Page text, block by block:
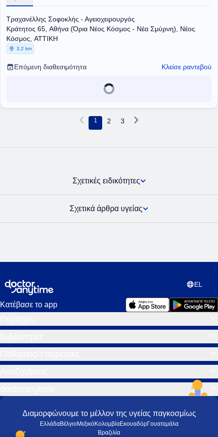
Τραχανέλλης Σοφοκλής - Αγειοχειρουργός
Κράτητος 65, Αθήνα (Όρια Νέος Κόσμος - Νέα Σμύρνη), Νέος
Κόσμος, ΑΤΤΙΚΗ
3,2 km
Επόμενη διαθεσιμότητα Κλείσε ραντεβού
1 2 3
Σχετικές ειδικότητες
Σχετικά άρθρα υγείας
EL
Κατέβασε το app
Διαμορφώνουμε το μέλλον της υγείας παγκοσμίως
ΕλλάδαΒέλγιοΜεξικόΚολομβίαΕκουαδόρΓουατεμάλα
Βραζιλία